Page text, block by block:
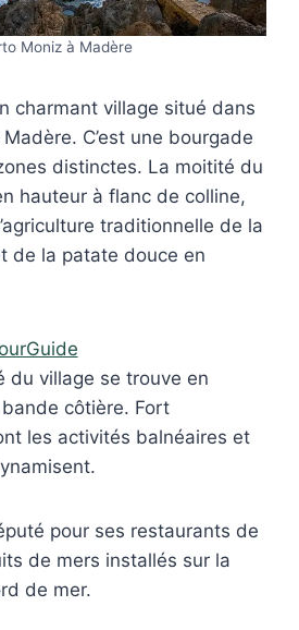
Moniz à Madère
charmant village situé dans
C’est une bourgade
distinctes. La moitité du
hauteur à flanc de colline,
traditionnelle de la
de la patate douce en
du village se trouve en
côtière. Fort
les activités balnéaires et
pour ses restaurants de
de mers installés sur la
de mer.